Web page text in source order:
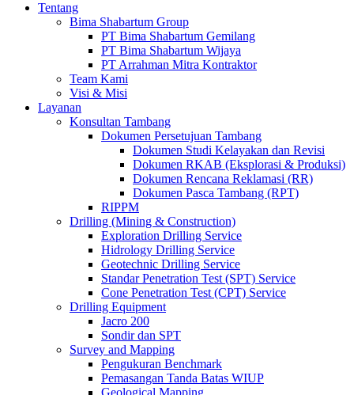
Tentang
Bima Shabartum Group
PT Bima Shabartum Gemilang
PT Bima Shabartum Wijaya
PT Arrahman Mitra Kontraktor
Team Kami
Visi & Misi
Layanan
Konsultan Tambang
Dokumen Persetujuan Tambang
Dokumen Studi Kelayakan dan Revisi
Dokumen RKAB (Eksplorasi & Produksi)
Dokumen Rencana Reklamasi (RR)
Dokumen Pasca Tambang (RPT)
RIPPM
Drilling (Mining & Construction)
Exploration Drilling Service
Hidrology Drilling Service
Geotechnic Drilling Service
Standar Penetration Test (SPT) Service
Cone Penetration Test (CPT) Service
Drilling Equipment
Jacro 200
Sondir dan SPT
Survey and Mapping
Pengukuran Benchmark
Pemasangan Tanda Batas WIUP
Geological Mapping